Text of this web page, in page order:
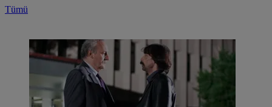
Tümü